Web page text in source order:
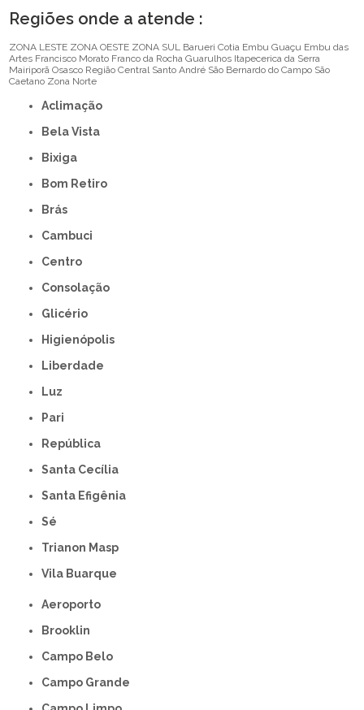
Regiões onde a atende :
ZONA LESTE ZONA OESTE ZONA SUL Barueri Cotia Embu Guaçu Embu das
Artes Francisco Morato Franco da Rocha Guarulhos Itapecerica da Serra
Mairiporã Osasco Região Central Santo André São Bernardo do Campo São
Caetano Zona Norte
Aclimação
Bela Vista
Bixiga
Bom Retiro
Brás
Cambuci
Centro
Consolação
Glicério
Higienópolis
Liberdade
Luz
Pari
República
Santa Cecília
Santa Efigênia
Sé
Trianon Masp
Vila Buarque
Aeroporto
Brooklin
Campo Belo
Campo Grande